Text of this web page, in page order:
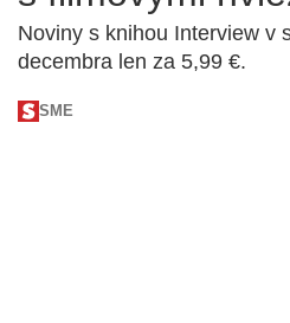
Noviny s knihou Interview v
decembra len za 5,99 €.
SME